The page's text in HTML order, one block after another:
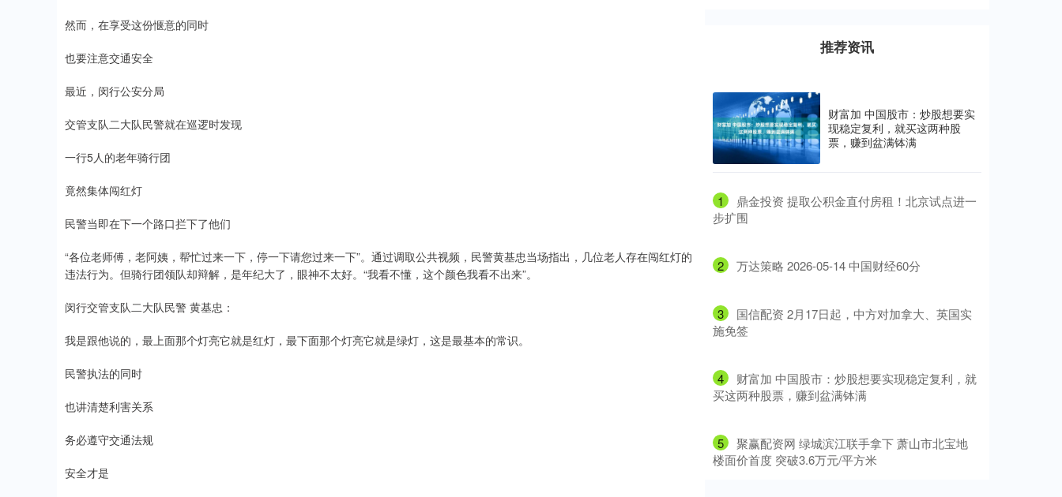
然而，在享受这份惬意的同时
也要注意交通安全
最近，闵行公安分局
交管支队二大队民警就在巡逻时发现
一行5人的老年骑行团
竟然集体闯红灯
民警当即在下一个路口拦下了他们
“各位老师傅，老阿姨，帮忙过来一下，停一下请您过来一下”。通过调取公共视频，民警黄基忠当场指出，几位老人存在闯红灯的
违法行为。但骑行团领队却辩解，是年纪大了，眼神不太好。“我看不懂，这个颜色我看不出来”。
闵行交管支队二大队民警 黄基忠：
我是跟他说的，最上面那个灯亮它就是红灯，最下面那个灯亮它就是绿灯，这是最基本的常识。
民警执法的同时
也讲清楚利害关系
务必遵守交通法规
安全才是
推荐资讯
财富加 中国股市：炒股想要实
现稳定复利，就买这两种股
票，赚到盆满钵满
1
​鼎金投资 提取公积金直付房租！北京试点进一
步扩围
2 ​万达策略 2026-05-14 中国财经60分
3
​国信配资 2月17日起，中方对加拿大、英国实
施免签
4
​财富加 中国股市：炒股想要实现稳定复利，就
买这两种股票，赚到盆满钵满
5
​聚赢配资网 绿城滨江联手拿下 萧山市北宝地
楼面价首度 突破3.6万元/平方米